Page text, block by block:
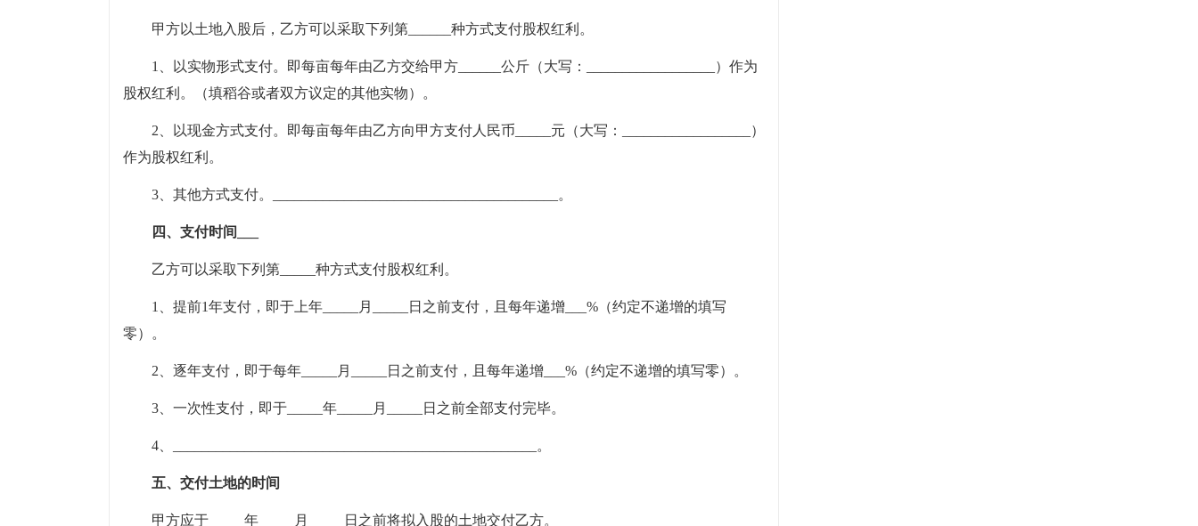
甲方以土地入股后，乙方可以采取下列第______种方式支付股权红利。
1、以实物形式支付。即每亩每年由乙方交给甲方______公斤（大写：__________________）作为
股权红利。（填稻谷或者双方议定的其他实物）。
2、以现金方式支付。即每亩每年由乙方向甲方支付人民币_____元（大写：__________________）
作为股权红利。
3、其他方式支付。________________________________________。
四、支付时间___
乙方可以采取下列第_____种方式支付股权红利。
1、提前1年支付，即于上年_____月_____日之前支付，且每年递增___%（约定不递增的填写
零）。
2、逐年支付，即于每年_____月_____日之前支付，且每年递增___%（约定不递增的填写零）。
3、一次性支付，即于_____年_____月_____日之前全部支付完毕。
4、___________________________________________________。
五、交付土地的时间
甲方应于_____年_____月_____日之前将拟入股的土地交付乙方。